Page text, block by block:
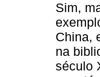
Sim,
China,
na
século